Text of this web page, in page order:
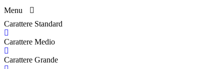
Menu
Carattere Standard
Carattere Medio
Carattere Grande